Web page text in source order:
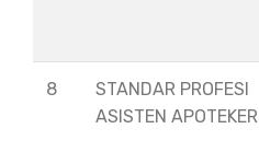
8
STANDAR PROFESI
ASISTEN APOTEKER